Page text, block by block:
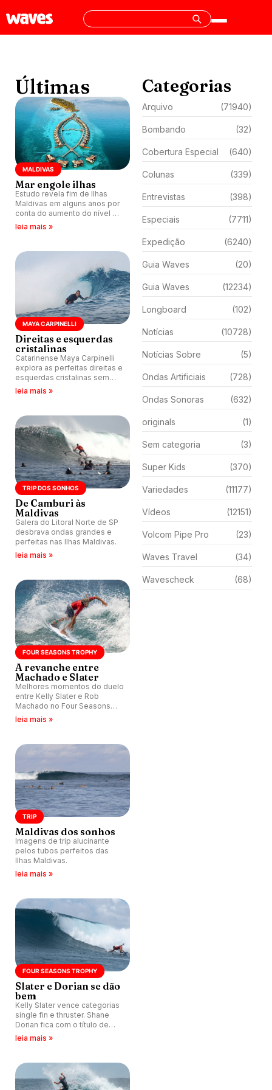
Últimas
MALDIVAS
Mar engole ilhas
Estudo revela fim de Ilhas
Maldivas em alguns anos por
conta do aumento do nível do
mar.
leia mais »
MAYA CARPINELLI
Direitas e esquerdas
cristalinas
Catarinense Maya Carpinelli
explora as perfeitas direitas e
esquerdas cristalinas sem
crowd no atol sul das Ilhas
leia mais »
TRIP DOS SONHOS
De Camburi às
Maldivas
Galera do Litoral Norte de SP
desbrava ondas grandes e
perfeitas nas Ilhas Maldivas.
leia mais »
FOUR SEASONS TROPHY
A revanche entre
Machado e Slater
Melhores momentos do duelo
entre Kelly Slater e Rob
Machado no Four Seasons
Surfing Trophy, nas Ilhas
leia mais »
TRIP
Maldivas dos sonhos
Imagens de trip alucinante
pelos tubos perfeitos das
Ilhas Maldivas.
leia mais »
FOUR SEASONS TROPHY
Slater e Dorian se dão
bem
Kelly Slater vence categorias
single fin e thruster. Shane
Dorian fica com o título de
biquilha no Four Seasons
leia mais »
Categorias
Arquivo (71940)
Bombando (32)
Cobertura Especial (640)
Colunas (339)
Entrevistas (398)
Especiais (7711)
Expedição (6240)
Guia Waves (20)
Guia Waves (12234)
Longboard (102)
Notícias (10728)
Notícias Sobre (5)
Ondas Artificiais (728)
Ondas Sonoras (632)
originals (1)
Sem categoria (3)
Super Kids (370)
Variedades (11177)
Vídeos (12151)
Volcom Pipe Pro (23)
Waves Travel (34)
Wavescheck (68)